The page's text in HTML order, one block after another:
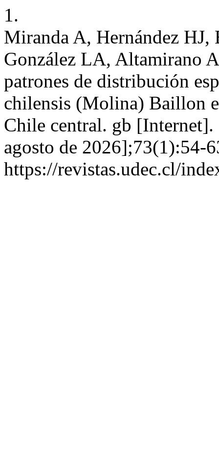
1.
Miranda A, Hernández HJ,
González LA, Altamirano
patrones de distribución
chilensis (Molina) Baillon
Chile central. gb
agosto de 2026];73(1):54-
https://revistas.udec.cl/